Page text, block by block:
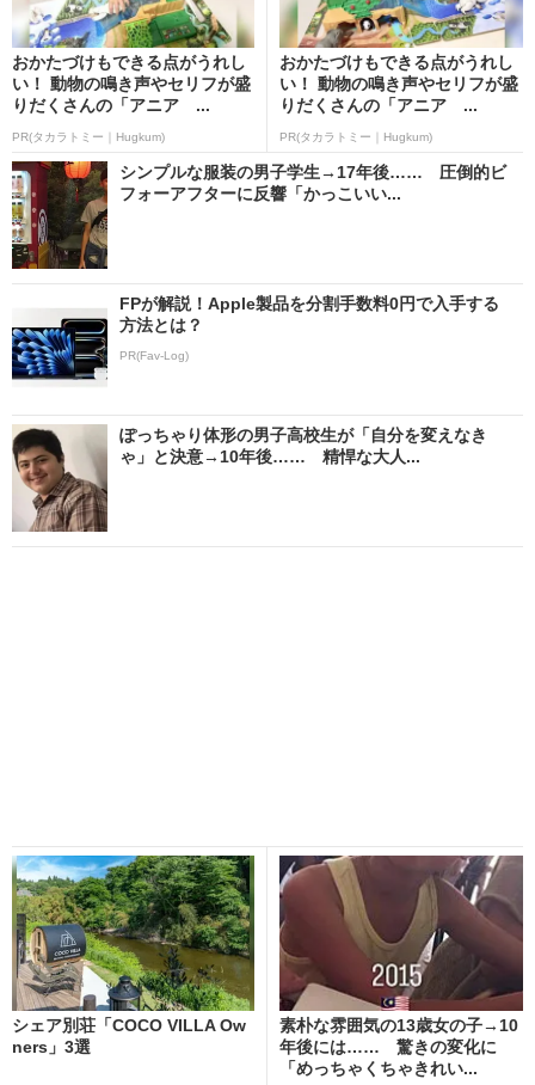
おかたづけもできる点がうれし
い！ 動物の鳴き声やセリフが盛
りだくさんの「アニア ...
PR(タカラトミー｜Hugkum)
おかたづけもできる点がうれし
い！ 動物の鳴き声やセリフが盛
りだくさんの「アニア ...
PR(タカラトミー｜Hugkum)
シンプルな服装の男子学生→17年後…… 圧倒的ビ
フォーアフターに反響「かっこいい...
FPが解説！Apple製品を分割手数料0円で入手する
方法とは？
PR(Fav-Log)
ぽっちゃり体形の男子高校生が「自分を変えなき
ゃ」と決意→10年後…… 精悍な大人...
シェア別荘「COCO VILLA Ow
ners」3選
素朴な雰囲気の13歳女の子→10
年後には…… 驚きの変化に
「めっちゃくちゃきれい...